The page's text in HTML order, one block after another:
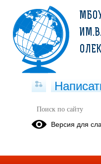
Хозяйственная
Версия для